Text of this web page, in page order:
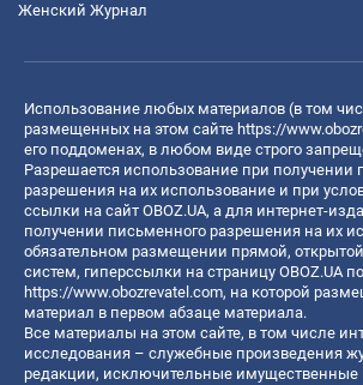
Женский Журнал
Использование любых материалов (в том
размещенных на этом сайте https://
его поддоменах, в любом виде строго
Разрешается использование при получении
разрешения на их использование и при
ссылки на сайт OBOZ.UA, а для интернет-
получении письменного разрешения на их
обязательном размещении прямой,
систем, гиперссылки на страницу OBOZ.UA
https://www.obozrevatel.com, на которой
материал в первом абзаце материала.
Все материалы на этом сайте, в том числе
исследования – служебные произведения
редакции, исключительные имущественные